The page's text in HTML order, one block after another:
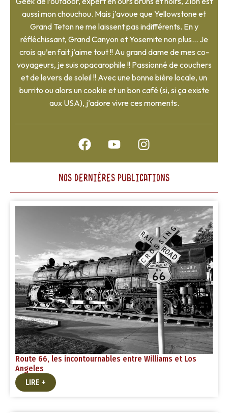
NOS DERNIÈRES PUBLICATIONS
Route 66, les incontournables entre Williams et Los
Angeles
LIRE +
aussi mon chouchou. Mais j’avoue que Yellowstone et
Grand Teton ne me laissent pas indifférents. En y
réfléchissant, Grand Canyon et Yosemite non plus… Je
crois qu’en fait j’aime tout !! Au grand dame de mes co-
voyageurs, je suis opacarophile !! Passionné de couchers
et de levers de soleil !! Avec une bonne bière locale, un
burrito ou alors un cookie et un bon café (si, si ça existe
aux USA), j’adore vivre ces moments.
F
a
c
e
o
o
k
Y
o
u
t
b
e
I
n
s
t
g
r
a
m